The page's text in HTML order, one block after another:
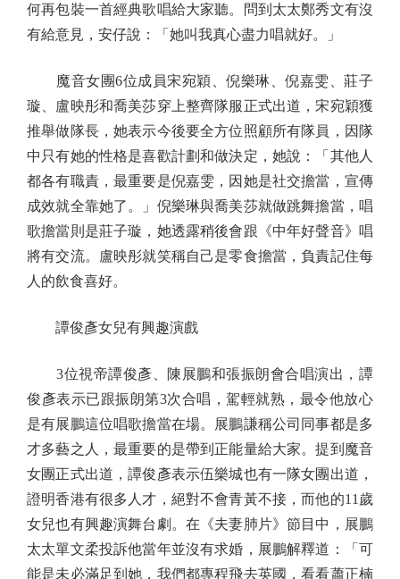
何再包裝一首經典歌唱給大家聽。問到太太鄭秀文有沒
有給意見，安仔說：「她叫我真心盡力唱就好。」
魔音女團6位成員宋宛穎、倪樂琳、倪嘉雯、莊子
璇、盧映彤和喬美莎穿上整齊隊服正式出道，宋宛穎獲
推舉做隊長，她表示今後要全方位照顧所有隊員，因隊
中只有她的性格是喜歡計劃和做決定，她說：「其他人
都各有職責，最重要是倪嘉雯，因她是社交擔當，宣傳
成效就全靠她了。」倪樂琳與喬美莎就做跳舞擔當，唱
歌擔當則是莊子璇，她透露稍後會跟《中年好聲音》唱
將有交流。盧映彤就笑稱自己是零食擔當，負責記住每
人的飲食喜好。
譚俊彥女兒有興趣演戲
3位視帝譚俊彥、陳展鵬和張振朗會合唱演出，譚
俊彥表示已跟振朗第3次合唱，駕輕就熟，最令他放心
是有展鵬這位唱歌擔當在場。展鵬謙稱公司同事都是多
才多藝之人，最重要的是帶到正能量給大家。提到魔音
女團正式出道，譚俊彥表示伍樂城也有一隊女團出道，
證明香港有很多人才，絕對不會青黃不接，而他的11歲
女兒也有興趣演舞台劇。在《夫妻肺片》節目中，展鵬
太太單文柔投訴他當年並沒有求婚，展鵬解釋道：「可
能是未必滿足到她，我們都專程飛去英國，看看蕭正楠